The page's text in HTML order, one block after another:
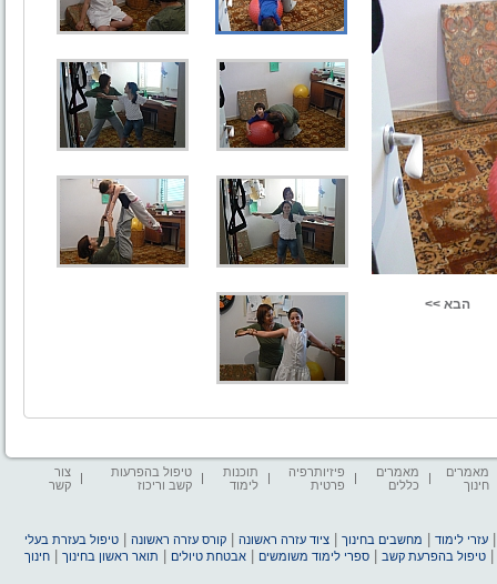
מאמרים
חינוך
מאמרים
כללים
פיזיותרפיה
פרטית
תוכנות
לימוד
טיפול בהפרעות
קשב וריכוז
צור
קשר
עזרי לימוד מחשבים בחינוך |ציוד עזרה ראשונה |קורס עזרה ראשונה |טיפול בעזרת בעלי
|טיפול בהפרעת קשב |ספרי לימוד משומשים |אבטחת טיולים תואר ראשון בחינוך |חינוך